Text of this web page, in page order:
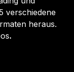
verschiedene
heraus.
.